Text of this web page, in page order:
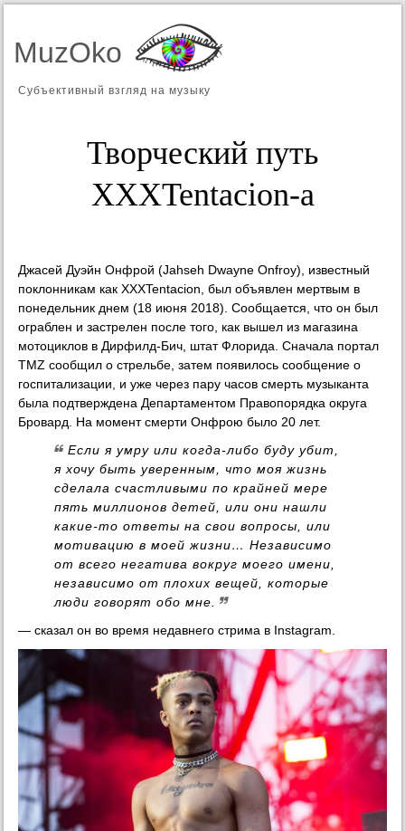
MuzOko
Субъективный взгляд на музыку
Творческий путь
XXXTentacion-а
Джасей Дуэйн Онфрой (Jahseh Dwayne Onfroy), известный
поклонникам как XXXTentacion, был объявлен мертвым в
понедельник днем (18 июня 2018). Сообщается, что он был
ограблен и застрелен после того, как вышел из магазина
мотоциклов в Дирфилд-Бич, штат Флорида. Сначала портал
TMZ сообщил о стрельбе, затем появилось сообщение о
госпитализации, и уже через пару часов смерть музыканта
была подтверждена Департаментом Правопорядка округа
Бровард. На момент смерти Онфрою было 20 лет.
Если я умру или когда-либо буду убит,
я хочу быть уверенным, что моя жизнь
сделала счастливыми по крайней мере
пять миллионов детей, или они нашли
какие-то ответы на свои вопросы, или
мотивацию в моей жизни… Независимо
от всего негатива вокруг моего имени,
независимо от плохих вещей, которые
люди говорят обо мне.
— сказал он во время недавнего стрима в Instagram.